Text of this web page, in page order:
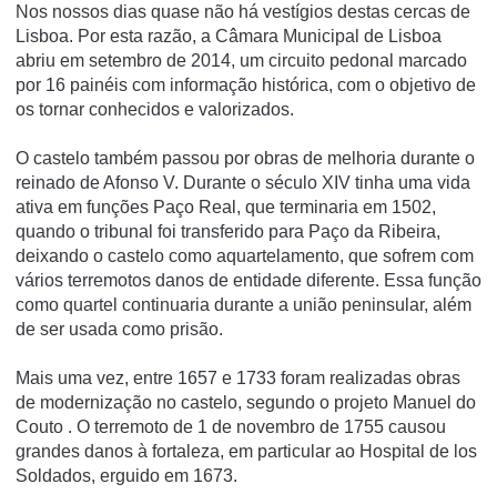
Nos nossos dias quase não há vestígios destas cercas de
Lisboa. Por esta razão, a Câmara Municipal de Lisboa
abriu em setembro de 2014, um circuito pedonal marcado
por 16 painéis com informação histórica, com o objetivo de
os tornar conhecidos e valorizados.
O castelo também passou por obras de melhoria durante o
reinado de Afonso V. Durante o século XIV tinha uma vida
ativa em funções Paço Real, que terminaria em 1502,
quando o tribunal foi transferido para Paço da Ribeira,
deixando o castelo como aquartelamento, que sofrem com
vários terremotos danos de entidade diferente. Essa função
como quartel continuaria durante a união peninsular, além
de ser usada como prisão.
Mais uma vez, entre 1657 e 1733 foram realizadas obras
de modernização no castelo, segundo o projeto Manuel do
Couto . O terremoto de 1 de novembro de 1755 causou
grandes danos à fortaleza, em particular ao Hospital de los
Soldados, erguido em 1673.